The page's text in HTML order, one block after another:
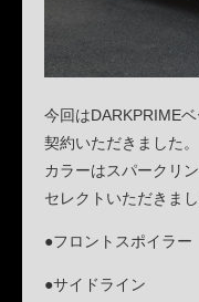
今回はDARKPRIME
契約いただきました。
カラーはスパークリ
セレクトいただきまし
●フロントスポイラー
●サイドライン